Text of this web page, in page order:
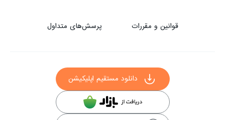
قوانین و مقررات پرسش‌های متداول
دانلود مستقیم اپلیکیشن